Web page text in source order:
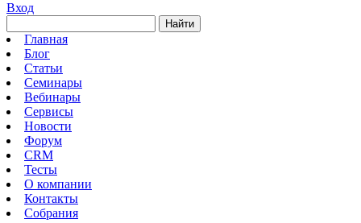
Вход
Найти
Главная
Блог
Статьи
Семинары
Вебинары
Сервисы
Новости
Форум
CRM
Тесты
О компании
Контакты
Собрания